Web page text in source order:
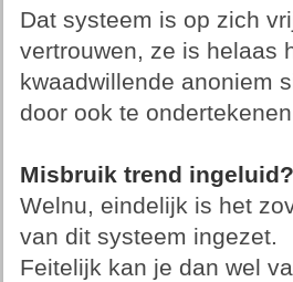
Dat systeem is op zich
vertrouwen, ze is helaas
kwaadwillende anoniem
door ook te
Misbruik trend ingeluid?
Welnu, eindelijk is het
van dit systeem ingezet.
Feitelijk kan je dan wel